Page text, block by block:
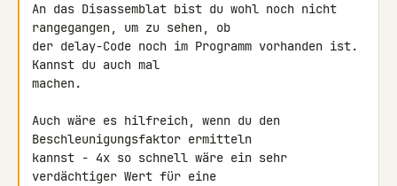
An das Disassemblat bist du wohl noch nicht
rangegangen, um zu sehen, ob
der delay-Code noch im Programm vorhanden ist.
Kannst du auch mal
machen.
Auch wäre es hilfreich, wenn du den
Beschleunigungsfaktor ermitteln
kannst - 4x so schnell wäre ein sehr
verdächtiger Wert für eine